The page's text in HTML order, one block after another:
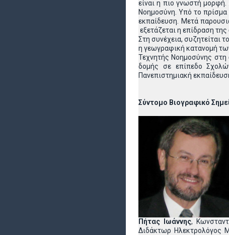
είναι η πιο γνωστή μορφή.
Νοημοσύνη. Υπό το
εκπαίδευση. Μετά
εξετάζεται η επίδραση
Στη συνέχεια, συζητείται
η γεωγραφική κατανομή
Τεχνητής Νοημοσύνης στη
δομής σε επίπεδο
Πανεπιστημιακή
Σύντομο Βιογραφικό
Πήτας Ιωάννης,
Διδάκτωρ Ηλεκτρολόγος